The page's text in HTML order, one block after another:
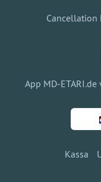
Cancellation
App MD-
Kassa